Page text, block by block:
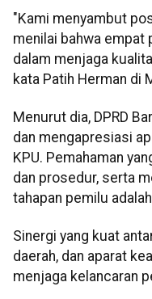
"Kami menyambut
menilai bahwa empat
dalam menjaga
kata Patih Herman di
Menurut dia, DPRD
dan mengapresiasi
KPU. Pemahaman
dan prosedur, serta
tahapan pemilu
Sinergi yang kuat
daerah, dan aparat
menjaga kelancaran